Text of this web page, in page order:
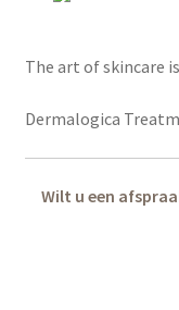
The art of skincare
Dermalogica
Wilt u een